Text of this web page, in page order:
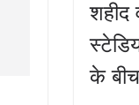
शहीद
के